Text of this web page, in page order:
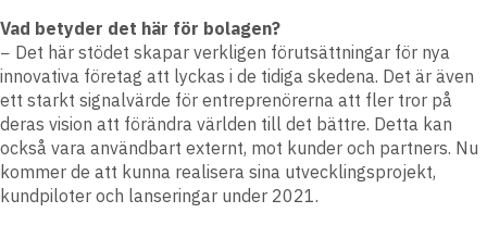
Vad betyder det här för bolagen?
− Det här stödet skapar verkligen förutsättningar för nya
innovativa företag att lyckas i de tidiga skedena. Det är även
ett starkt signalvärde för entreprenörerna att fler tror på
deras vision att förändra världen till det bättre. Detta kan
också vara användbart externt, mot kunder och partners. Nu
kommer de att kunna realisera sina utvecklingsprojekt,
kundpiloter och lanseringar under 2021.